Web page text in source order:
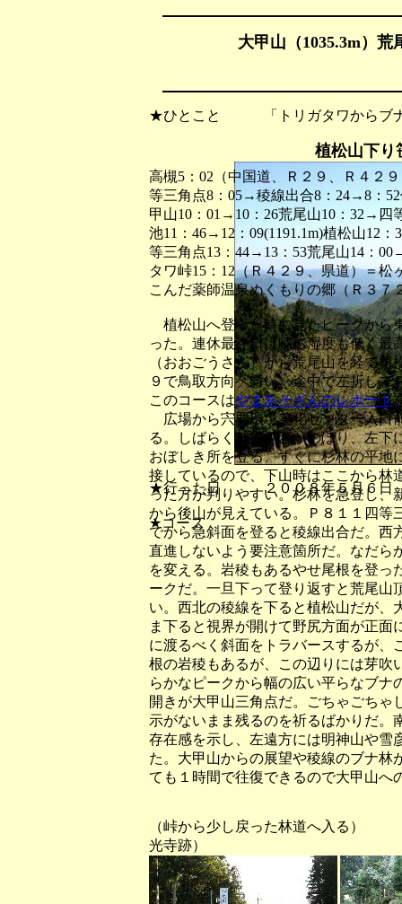
大甲山（1035.3m）荒
★ひとこと 「トリガタワからブナ
植松山下り
★行った日 ２００８年５月６
★コース
高槻5：02（中国道、Ｒ２９、Ｒ４２
等三角点8：05→稜線出合8：24→8：
甲山10：01→10：26荒尾山10：32→
池11：46→12：09(1191.1m)植松山12
等三角点13：44→13：53荒尾山14：
タワ峠15：12（Ｒ４２９、県道）＝
こんだ薬師温泉ぬくもりの郷（Ｒ３７
植松山へ登った時に見たピークから
った。連休最終日は晴で湿度も低く
（おおごうさん）から荒尾山を経て
９で鳥取方向へ向い、途中で左折し
このコースはやまあそさんのレポート
広場から宍粟環境美化センター入口
る。しばらく林道をさかのぼり、左
おぼしき所を登る。すぐに杉林の平地
接しているので、下山時はここから林
った方が判りやすい。杉林を急登し
から後山が見えている。Ｐ８１１四等
でから急斜面を登ると稜線出合だ。西
直進しないよう要注意箇所だ。なだら
を変える。岩稜もあるやせ尾根を登
ークだ。一旦下って登り返すと荒尾山
い。西北の稜線を下ると植松山だが、
ま下ると視界が開けて野尻方面が正
に渡るべく斜面をトラバースするが、
根の岩稜もあるが、この辺りには芽吹
らかなピークから幅の広い平らなブ
開きが大甲山三角点だ。ごちゃごち
示がないまま残るのを祈るばかりだ。
存在感を示し、左遠方には明神山や雪
た。大甲山からの展望や稜線のブナ林
ても１時間で往復できるので大甲山へ
（峠から少し戻った林道へ入る
光寺跡）